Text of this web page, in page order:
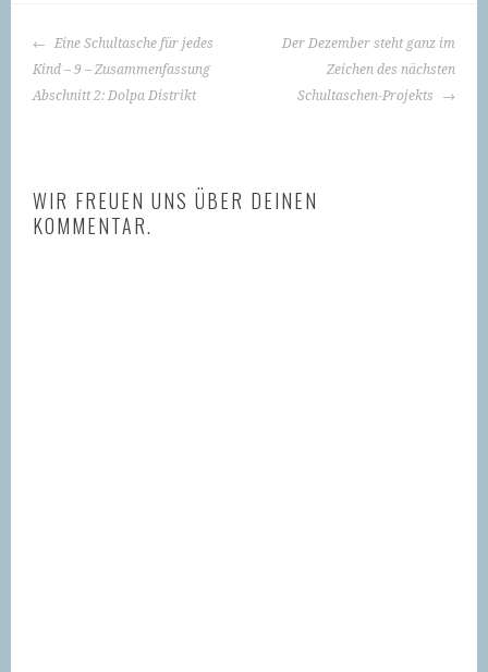
BEITRAGS-
NAVIGATION
Eine Schultasche für jedes
Kind – 9 – Zusammenfassung
Abschnitt 2: Dolpa Distrikt
Der Dezember steht ganz im
Zeichen des nächsten
Schultaschen-Projekts
WIR FREUEN UNS ÜBER DEINEN
KOMMENTAR.